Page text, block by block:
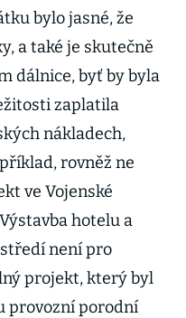
bylo jasné, že
a také je skutečně
dálnice, byť by byla
zaplatila
nákladech,
rovněž ne
ve Vojenské
hotelu a
není pro
projekt, který byl
provozní porodní